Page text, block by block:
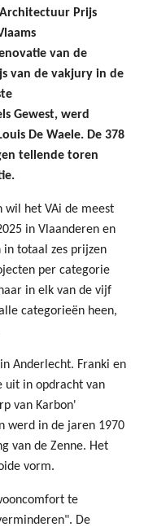
Prijs
van de
van de vakjury in de
Gewest, werd
De Waele. De 378
tellende toren
wil het VAi de meest
in Vlaanderen en
in totaal zes prijzen
per categorie
in elk van de vijf
categorieën heen,
Anderlecht. Franki en
uit in opdracht van
van Karbon'
werd in de jaren 1970
van de Zenne. Het
vorm.
te
De